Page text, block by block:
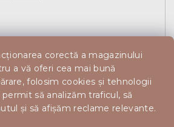
corectă a magazinului
a vă oferi cea mai bună
folosim cookies și tehnologii
să analizăm traficul, să
și să afișăm reclame relevante.